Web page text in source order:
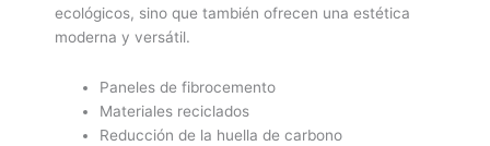
ecológicos, sino que también ofrecen una estética
moderna y versátil.
Paneles de fibrocemento
Materiales reciclados
Reducción de la huella de carbono